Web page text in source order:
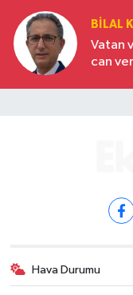
BILAL
Vatan
can
Hava Durumu